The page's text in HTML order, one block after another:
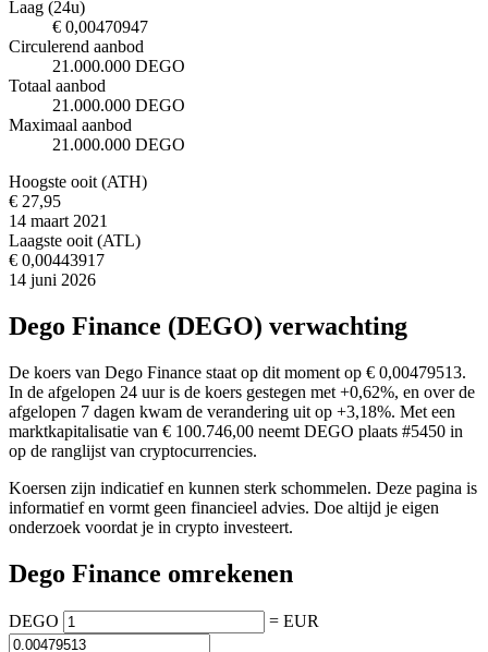
Laag (24u)
€ 0,00470947
Circulerend aanbod
21.000.000 DEGO
Totaal aanbod
21.000.000 DEGO
Maximaal aanbod
21.000.000 DEGO
Hoogste ooit (ATH)
€ 27,95
14 maart 2021
Laagste ooit (ATL)
€ 0,00443917
14 juni 2026
Dego Finance (DEGO) verwachting
De koers van Dego Finance staat op dit moment op € 0,00479513.
In de afgelopen 24 uur is de koers gestegen met +0,62%, en over de
afgelopen 7 dagen kwam de verandering uit op +3,18%. Met een
marktkapitalisatie van € 100.746,00 neemt DEGO plaats #5450 in
op de ranglijst van cryptocurrencies.
Koersen zijn indicatief en kunnen sterk schommelen. Deze pagina is
informatief en vormt geen financieel advies. Doe altijd je eigen
onderzoek voordat je in crypto investeert.
Dego Finance omrekenen
DEGO = EUR